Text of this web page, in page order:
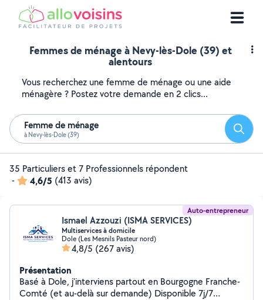
Femmes de ménage à Nevy-lès-Dole (39) et
alentours
Vous recherchez une femme de ménage ou une aide
ménagère ? Postez votre demande en 2 clics...
Femme de ménage
à Nevy-lès-Dole (39)
35 Particuliers et 7 Professionnels répondent
-
4,6/5 (413 avis)
Auto-entrepreneur
Ismael Azzouzi (ISMA SERVICES)
Multiservices à domicile
Dole (Les Mesnils Pasteur nord)
4,8/5 (267 avis)
Présentation
Basé à Dole, j'interviens partout en Bourgogne Franche-
Comté (et au-delà sur demande) Disponible 7j/7